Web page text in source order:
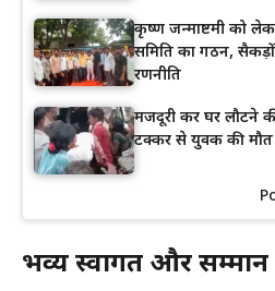
कृष्ण जन्माष्टमी को
समिति का गठन,
रणनीति
मजदूरी कर घर लौटने
टक्कर से युवक की मौत
भव्य स्वागत और सम्मान